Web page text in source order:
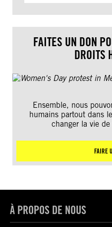
FAITES UN DON
DROITS
Ensemble, nous
humains partout dans
changer la vie
FAIRE
À PROPOS DE NOUS